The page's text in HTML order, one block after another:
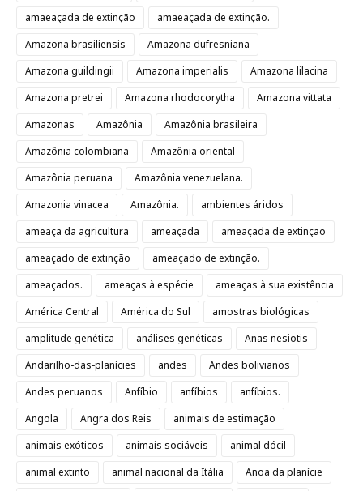
amaeaçada de extinção
amaeaçada de extinção.
Amazona brasiliensis
Amazona dufresniana
Amazona guildingii
Amazona imperialis
Amazona lilacina
Amazona pretrei
Amazona rhodocorytha
Amazona vittata
Amazonas
Amazônia
Amazônia brasileira
Amazônia colombiana
Amazônia oriental
Amazônia peruana
Amazônia venezuelana.
Amazonia vinacea
Amazônia.
ambientes áridos
ameaça da agricultura
ameaçada
ameaçada de extinção
ameaçado de extinção
ameaçado de extinção.
ameaçados.
ameaças à espécie
ameaças à sua existência
América Central
América do Sul
amostras biológicas
amplitude genética
análises genéticas
Anas nesiotis
Andarilho-das-planícies
andes
Andes bolivianos
Andes peruanos
Anfíbio anfíbios
anfíbios.
Angola
Angra dos Reis
animais de estimação
animais exóticos
animais sociáveis
animal dócil
animal extinto
animal nacional da Itália
Anoa da planície